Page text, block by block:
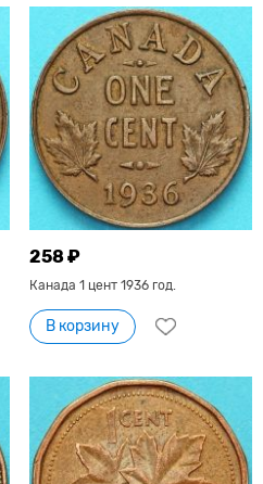
258 ₽
Канада 1 цент 1936 год.
В корзину